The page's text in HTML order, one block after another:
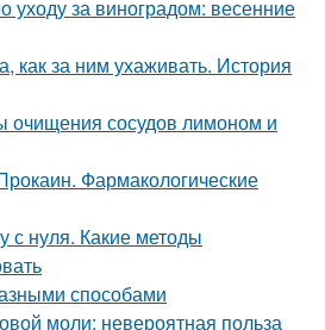
уходу за виноградом: весенние
как за ним ухаживать. История
очищения сосудов лимоном и
Фармакологические
с нуля. Какие методы
способами
моли: невероятная польза